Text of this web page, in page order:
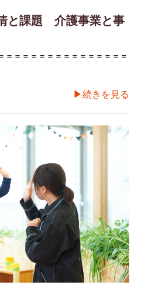
と課題 介護事業と事
＝＝＝＝＝＝＝＝＝＝＝＝＝＝＝
▶続きを見る